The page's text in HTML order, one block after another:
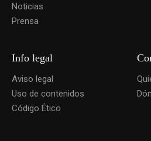
Noticias
Prensa
Info legal
Aviso legal
Uso de contenidos
Código Ético